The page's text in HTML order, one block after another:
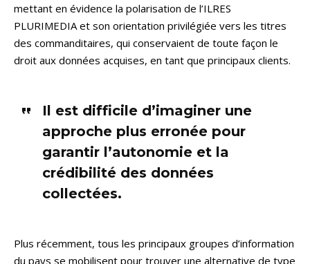
mettant en évidence la polarisation de l’ILRES
PLURIMEDIA et son orientation privilégiée vers les titres
des commanditaires, qui conservaient de toute façon le
droit aux données acquises, en tant que principaux clients.
Il est difficile d’imaginer une
approche plus erronée pour
garantir l’autonomie et la
crédibilité des données
collectées.
Plus récemment, tous les principaux groupes d’information
du pays se mobilisent pour trouver une alternative de type